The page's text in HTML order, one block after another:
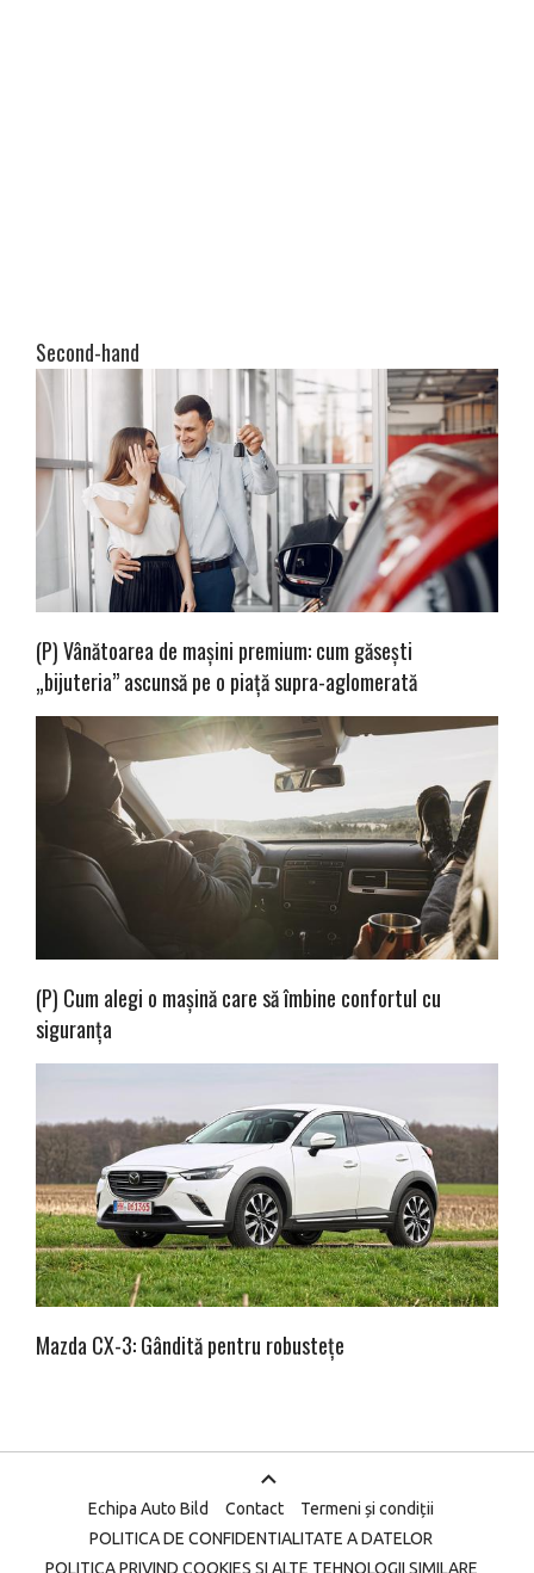
Second-hand
(P) Vânătoarea de mașini premium: cum găsești
„bijuteria” ascunsă pe o piață supra-aglomerată
(P) Cum alegi o mașină care să îmbine confortul cu
siguranța
Mazda CX-3: Gândită pentru robustețe
Echipa Auto Bild Contact
Termeni și condiții
POLITICA DE CONFIDENTIALITATE A DATELOR
POLITICA PRIVIND COOKIES SI ALTE TEHNOLOGII SIMILARE